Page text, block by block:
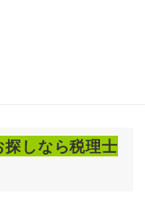
しなら税理士